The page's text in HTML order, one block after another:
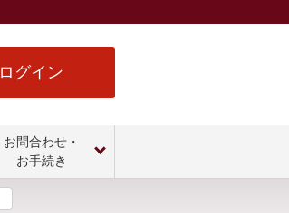
ログイン
お問合わせ・
お手続き